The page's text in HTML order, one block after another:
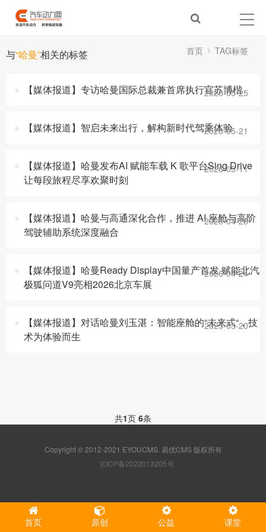
与“哈曼”相关的标签 首页 TAG标签
【媒体报道】专访哈曼国际总裁兼首席执行官苏博楷
2026-05-25
【媒体报道】智启未来出行，解构新时代驾乘体验
2026-05-21
【媒体报道】哈曼发布AI 赋能车载 K 歌平台Sing Drive
让每段旅程尽享欢聚时刻
2026-05-11
【媒体报道】哈曼与高通深化合作，推进 AI 座舱与高阶
驾驶辅助系统深度融合
2026-04-26
【媒体报道】哈曼Ready Display中国量产首发 赋能北汽
极狐问道V9亮相2026北京车展
2026-04-24
【媒体报道】对话哈曼刘玉湛：智能座舱的“未来式“，技
术为体验而生
2025-03-20
共1页 6条
Copyright © 2012-2021 EYOUCMS. 易优CMS 版权所有
京ICP备2022013205号
首页 原创 公益 课堂